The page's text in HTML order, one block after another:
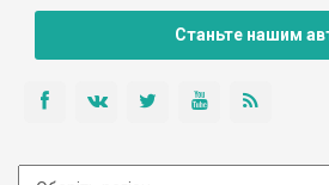
Станьте нашим